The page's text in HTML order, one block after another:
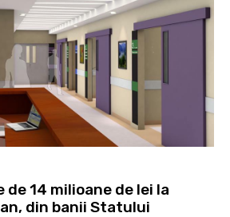
de 14 milioane de lei la
din banii Statului